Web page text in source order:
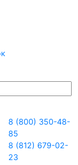
8 (800) 350-48-
85
8 (812) 679-02-
23